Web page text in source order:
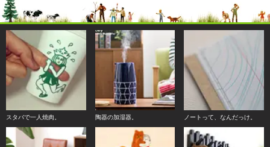
スタバで一人焼肉。 陶器の加湿器。 ノートって、なんだっけ。